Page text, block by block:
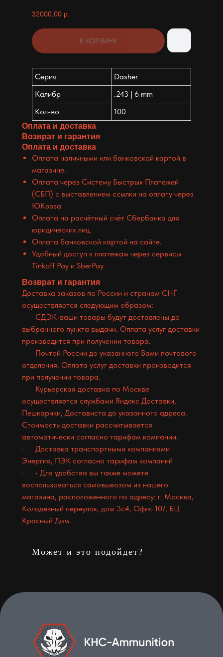
32000,00 р.
В КОРЗИНУ
Серия
Dasher
Калибр
.243 | 6 mm
Кол-во
100
Оплата и доставка
Возврат и гарантия
Оплата и доставка
Оплата наличными или банковской картой в
магазине.
Оплата через Систему Быстрых Платежей
(СБП) с выставлением ссылки на оплату через
ЮKassa
Оплата на расчётный счёт Сбербанка для
юридических лиц.
Оплата банковской картой на сайте.
Удобный доступ к платежам через сервисы
Tinkoff Pay и SberPay.
Возврат и гарантия
Доставка заказов по России и странам СНГ
осуществляется следующим образом:
· СДЭК-ваши товары будут доставлены до
выбранного пункта выдачи. Оплата услуг доставки
производится при получении товара.
· Почтой России до указанного Вами почтового
отделения. Оплата услуг доставки производится
при получении товара.
· Курьерская доставка по Москве
осуществляется службами Яндекс Доставки,
Пешкарики, Достависта до указанного адреса.
Стоимость доставки рассчитывается
автоматически согласно тарифам компании.
· Доставка транспортными компаниями
Энергия, ПЭК согласно тарифам компаний
· • Для удобства вы также можете
воспользоваться самовывозом из нашего
магазина, расположенного по адресу: г. Москва,
Колодезный переулок, дом 3с4, Офис 107, БЦ
Красный Дом.
Может и это подойдет?